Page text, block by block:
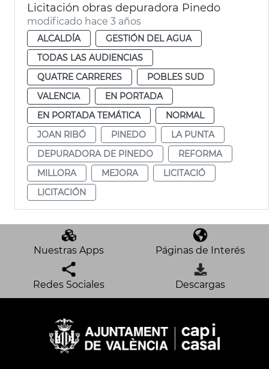
Licitación obras depuradora Pinedo
modificado hace 3 años
ALCALDÍA
GESTIÓN DEL AGUA
TODAS LAS AUDIENCIAS
QUATRE CARRERES
POBLES SUD
VALENCIA
EN PORTADA
EN PORTADA TEMÁTICA
NORMAL
JOAN RIBÓ
PINEDO
LA PUNTA
DEPURADORA DE PINEDO
REFORMA
MILLORA
MEJORA
LICITACIÓ
LICITACIÓN
Nuestras Apps Páginas de Interés
Redes Sociales Descargas